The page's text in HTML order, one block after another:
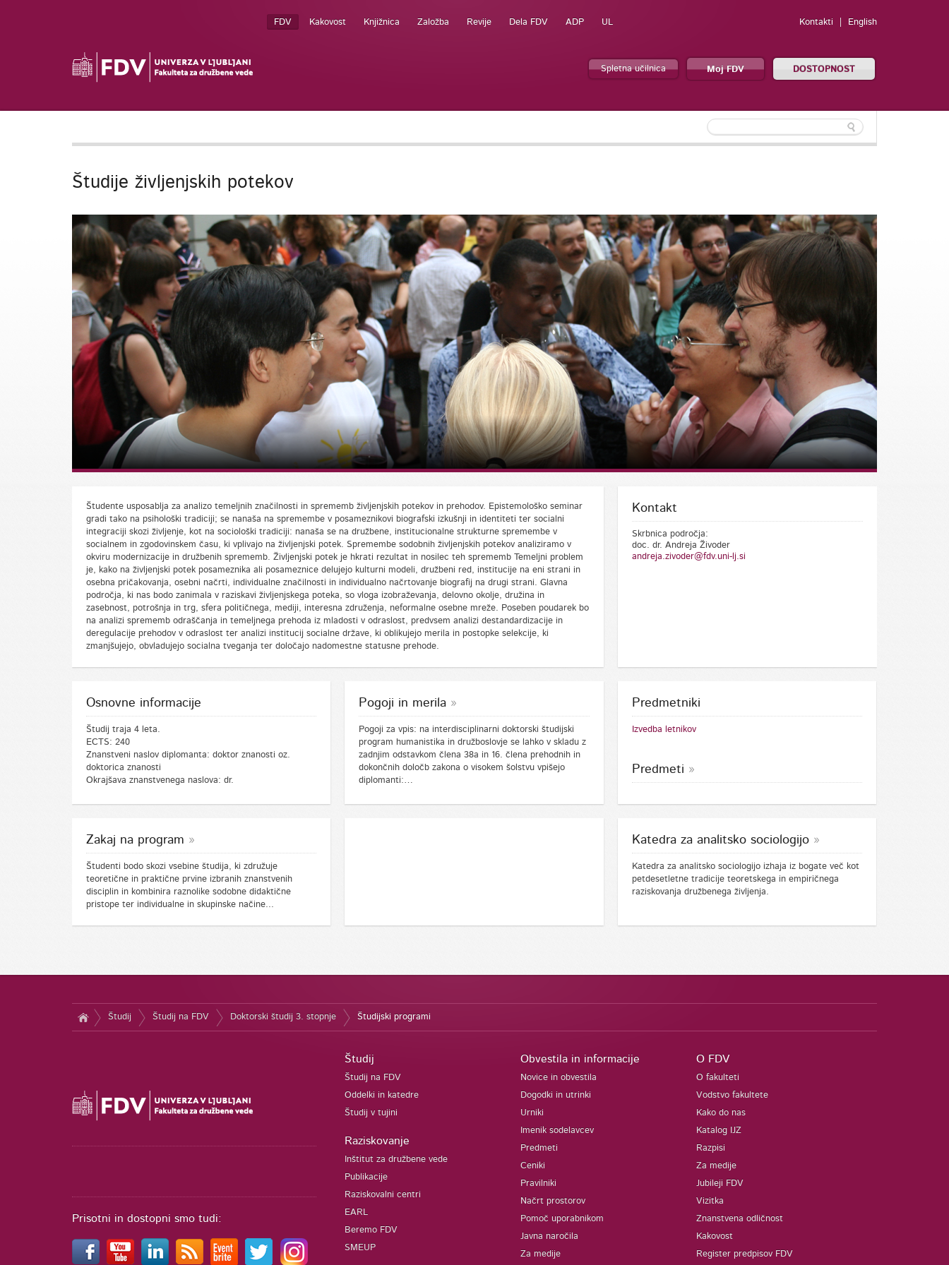
FDV Kakovost Knjižnica Založba Revije Dela FDV ADP UL Kontakti English
Spletna učilnica Moj FDV DOSTOPNOST
Študije življenjskih potekov
Študente usposablja za analizo temeljnih značilnosti in sprememb življenjskih potekov in prehodov. Epistemološko seminar
gradi tako na psihološki tradiciji; se nanaša na spremembe v posameznikovi biografski izkušnji in identiteti ter socialni
integraciji skozi življenje, kot na sociološki tradiciji: nanaša se na družbene, institucionalne strukturne spremembe v
socialnem in zgodovinskem času, ki vplivajo na življenjski potek. Spremembe sodobnih življenjskih potekov analiziramo v
okviru modernizacije in družbenih sprememb. Življenjski potek je hkrati rezultat in nosilec teh sprememb Temeljni problem
je, kako na življenjski potek posameznika ali posameznice delujejo kulturni modeli, družbeni red, institucije na eni strani in
osebna pričakovanja, osebni načrti, individualne značilnosti in individualno načrtovanje biografij na drugi strani. Glavna
področja, ki nas bodo zanimala v raziskavi življenjskega poteka, so vloga izobraževanja, delovno okolje, družina in
zasebnost, potrošnja in trg, sfera političnega, mediji, interesna združenja, neformalne osebne mreže. Poseben poudarek bo
na analizi sprememb odraščanja in temeljnega prehoda iz mladosti v odraslost, predvsem analizi destandardizacije in
deregulacije prehodov v odraslost ter analizi institucij socialne države, ki oblikujejo merila in postopke selekcije, ki
zmanjšujejo, obvladujejo socialna tveganja ter določajo nadomestne statusne prehode.
Kontakt
Skrbnica področja:
doc. dr. Andreja Živoder
andreja.zivoder@fdv.uni-lj.si
Osnovne informacije
Študij traja 4 leta.
ECTS: 240
Znanstveni naslov diplomanta: doktor znanosti oz.
doktorica znanosti
Okrajšava znanstvenega naslova: dr.
Pogoji in merila
Pogoji za vpis: na interdisciplinarni doktorski študijski
program humanistika in družboslovje se lahko v skladu z
zadnjim odstavkom člena 38a in 16. člena prehodnih in
dokončnih določb zakona o visokem šolstvu vpišejo
diplomanti:…
Predmetniki
Izvedba letnikov
Predmeti
Zakaj na program
Študenti bodo skozi vsebine študija, ki združuje
teoretične in praktične prvine izbranih znanstvenih
disciplin in kombinira raznolike sodobne didaktične
pristope ter individualne in skupinske načine...
Katedra za analitsko sociologijo
Katedra za analitsko sociologijo izhaja iz bogate več kot
petdesetletne tradicije teoretskega in empiričnega
raziskovanja družbenega življenja.
Študij Študij na FDV Doktorski študij 3. stopnje Študijski programi
Prisotni in dostopni smo tudi:
Študij
Študij na FDV
Oddelki in katedre
Študij v tujini
Raziskovanje
Inštitut za družbene vede
Publikacije
Raziskovalni centri
EARL
Beremo FDV
SMEUP
Obvestila in informacije
Novice in obvestila
Dogodki in utrinki
Urniki
Imenik sodelavcev
Predmeti
Ceniki
Pravilniki
Načrt prostorov
Pomoč uporabnikom
Javna naročila
Za medije
O FDV
O fakulteti
Vodstvo fakultete
Kako do nas
Katalog IJZ
Razpisi
Za medije
Jubileji FDV
Vizitka
Znanstvena odličnost
Kakovost
Register predpisov FDV